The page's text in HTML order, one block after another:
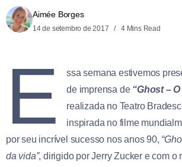
Aimée Borges
14 de setembro de 2017 4 Mins Read
E
ssa semana estivemos
de imprensa de“Ghost –
realizada no Teatro
inspirada no filme
por seu incrível sucesso nos anos 90,
da vida”, dirigido por Jerry Zucker e com o